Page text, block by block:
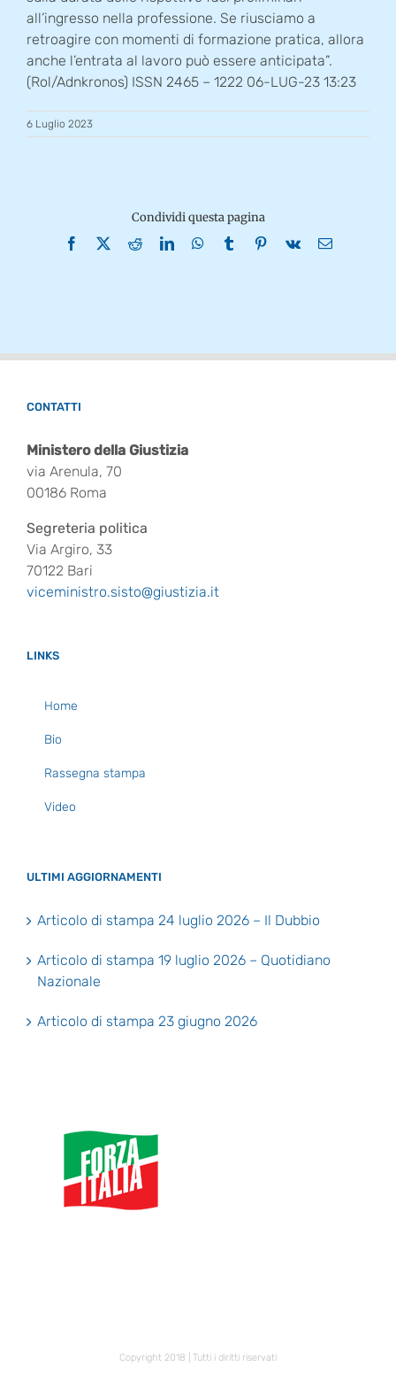
all’ingresso nella professione. Se riusciamo a
retroagire con momenti di formazione pratica, allora
anche l’entrata al lavoro può essere anticipata”.
(Rol/Adnkronos) ISSN 2465 – 1222 06-LUG-23 13:23
6 Luglio 2023
Condividi questa pagina
Facebook
X RedditLinkedInWhatsApp
TumblrPinterest
Vk Email
CONTATTI
Ministero della Giustizia
via Arenula, 70
00186 Roma
Segreteria politica
Via Argiro, 33
70122 Bari
viceministro.sisto@giustizia.it
LINKS
Home
Bio
Rassegna stampa
Video
ULTIMI AGGIORNAMENTI
Articolo di stampa 24 luglio 2026 – Il Dubbio
Articolo di stampa 19 luglio 2026 – Quotidiano
Nazionale
Articolo di stampa 23 giugno 2026
Copyright 2018 | Tutti i diritti riservati